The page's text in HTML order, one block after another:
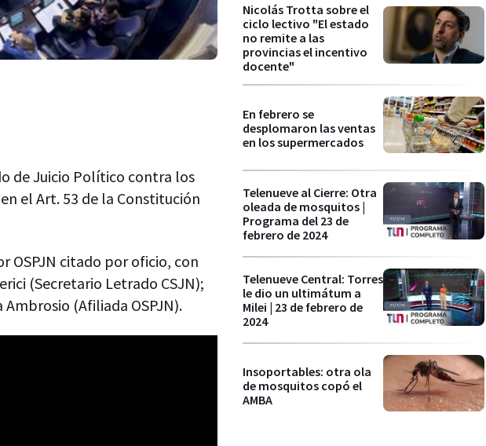
de Juicio Político contra los
el Art. 53 de la Constitución
OSPJN citado por oficio, con
(Secretario Letrado CSJN);
(Afiliada OSPJN).
Nicolás Trotta sobre el
ciclo lectivo "El estado
no remite a las
provincias el incentivo
docente"
En febrero se
desplomaron las ventas
en los supermercados
Telenueve al Cierre: Otra
oleada de mosquitos |
Programa del 23 de
febrero de 2024
Telenueve Central: Torres
le dio un ultimátum a
Milei | 23 de febrero de
2024
Insoportables: otra ola
de mosquitos copó el
AMBA